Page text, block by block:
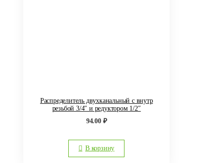
Распределитель двухканальный с внутр
резьбой 3/4″ и редуктором 1/2″
94.00 ₽
В корзину